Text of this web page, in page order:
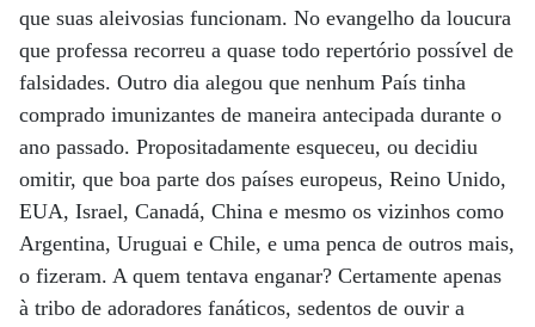
que suas aleivosias funcionam. No evangelho da loucura
que professa recorreu a quase todo repertório possível de
falsidades. Outro dia alegou que nenhum País tinha
comprado imunizantes de maneira antecipada durante o
ano passado. Propositadamente esqueceu, ou decidiu
omitir, que boa parte dos países europeus, Reino Unido,
EUA, Israel, Canadá, China e mesmo os vizinhos como
Argentina, Uruguai e Chile, e uma penca de outros mais,
o fizeram. A quem tentava enganar? Certamente apenas
à tribo de adoradores fanáticos, sedentos de ouvir a